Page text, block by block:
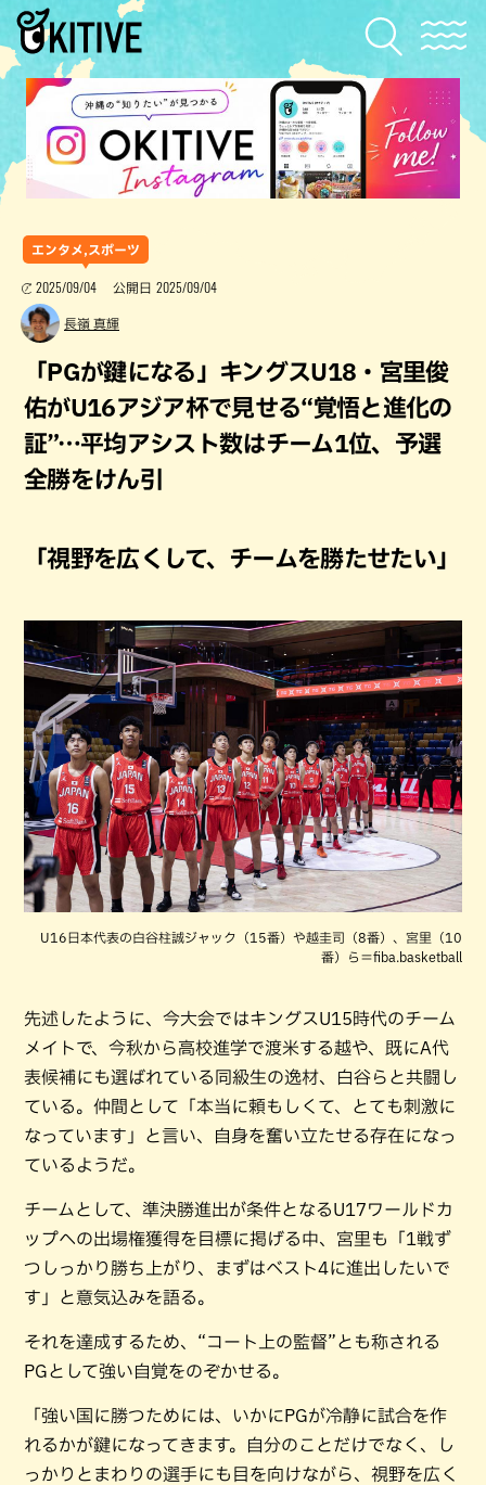
エンタメ,スポーツ
2025/09/04 公開日 2025/09/04
長嶺 真輝
「PGが鍵になる」キングスU18・宮里俊
佑がU16アジア杯で見せる“覚悟と進化の
証”…平均アシスト数はチーム1位、予選
全勝をけん引
「視野を広くして、チームを勝たせたい」
U16日本代表の白谷柱誠ジャック（15番）や越圭司（8番）、宮里（10
番）ら＝fiba.basketball
先述したように、今大会ではキングスU15時代のチーム
メイトで、今秋から高校進学で渡米する越や、既にA代
表候補にも選ばれている同級生の逸材、白谷らと共闘し
ている。仲間として「本当に頼もしくて、とても刺激に
なっています」と言い、自身を奮い立たせる存在になっ
ているようだ。
チームとして、準決勝進出が条件となるU17ワールドカ
ップへの出場権獲得を目標に掲げる中、宮里も「1戦ず
つしっかり勝ち上がり、まずはベスト4に進出したいで
す」と意気込みを語る。
それを達成するため、“コート上の監督”とも称される
PGとして強い自覚をのぞかせる。
「強い国に勝つためには、いかにPGが冷静に試合を作
れるかが鍵になってきます。自分のことだけでなく、し
っかりとまわりの選手にも目を向けながら、視野を広く